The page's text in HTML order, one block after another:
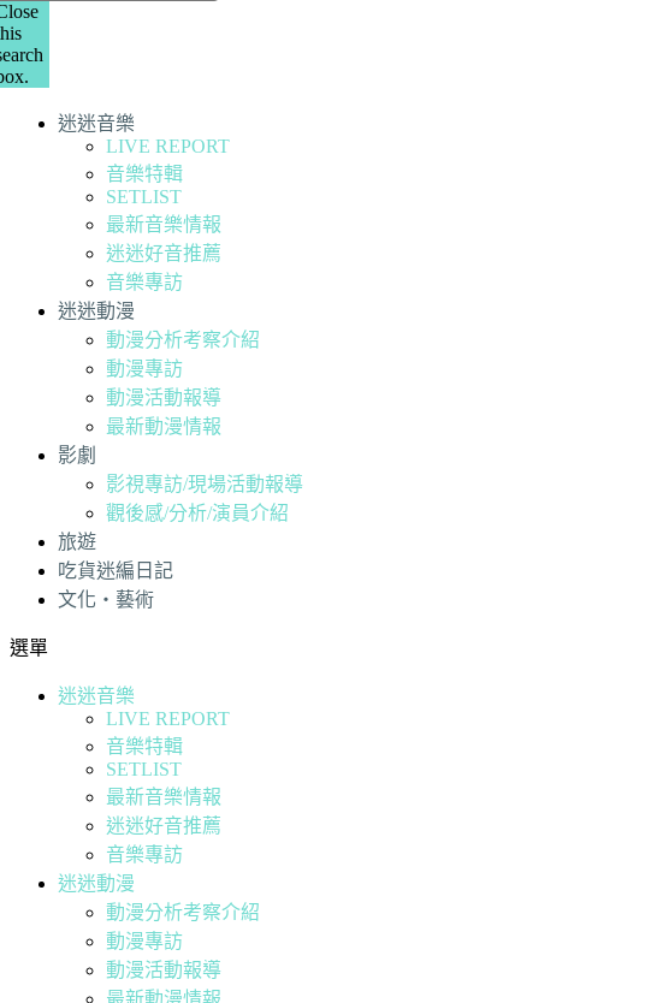
迷迷音樂
LIVE REPORT
音樂特輯
SETLIST
最新音樂情報
迷迷好音推薦
音樂專訪
迷迷動漫
動漫分析考察介紹
動漫專訪
動漫活動報導
最新動漫情報
影劇
影視專訪/現場活動報導
觀後感/分析/演員介紹
旅遊
吃貨迷編日記
文化・藝術
選單
迷迷音樂
LIVE REPORT
音樂特輯
SETLIST
最新音樂情報
迷迷好音推薦
音樂專訪
迷迷動漫
動漫分析考察介紹
動漫專訪
動漫活動報導
最新動漫情報